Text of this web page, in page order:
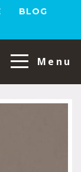
BLOG
Menu